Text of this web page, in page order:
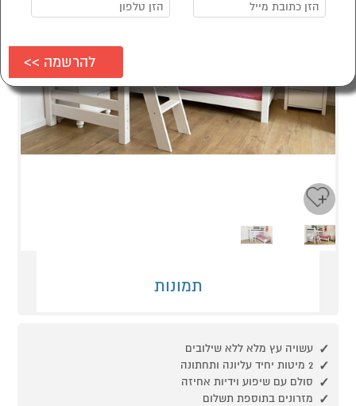
תמונות
עשויה עץ מלא ללא שילובים
2 מיטות יחיד עליונה ותחתונה
סולם עם שיפוע וידיות אחיזה
מזרונים בתוספת תשלום